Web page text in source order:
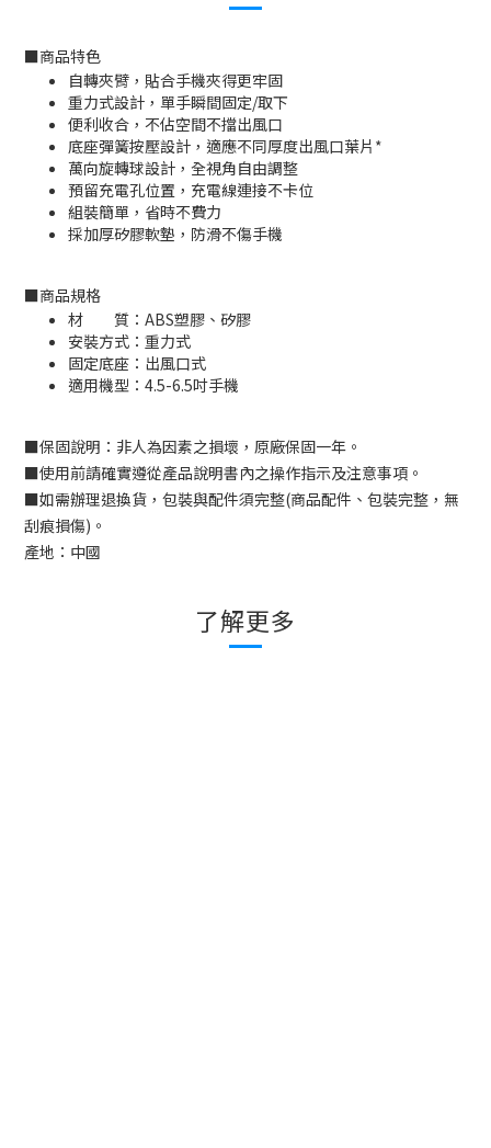
■商品特色
自轉夾臂，貼合手機夾得更牢固
重力式設計，單手瞬間固定/取下
便利收合，不佔空間不擋出風口
底座彈簧按壓設計，適應不同厚度出風口葉片*
萬向旋轉球設計，全視角自由調整
預留充電孔位置，充電線連接不卡位
組裝簡單，省時不費力
採加厚矽膠軟墊，防滑不傷手機
■商品規格
材 質：ABS塑膠、矽膠
安裝方式：重力式
固定底座：出風口式
適用機型：4.5-6.5吋手機
■保固說明：非人為因素之損壞，原廠保固一年。
■使用前請確實遵從產品說明書內之操作指示及注意事項。
■如需辦理退換貨，包裝與配件須完整(商品配件、包裝完整，無
刮痕損傷) 。
產地：中國
了解更多